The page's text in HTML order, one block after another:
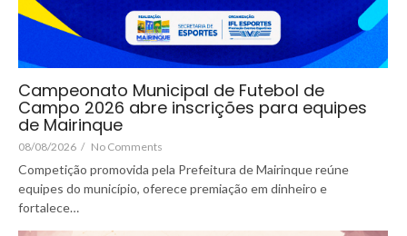
Campeonato Municipal de Futebol de
Campo 2026 abre inscrições para equipes
de Mairinque
08/08/2026 / No Comments
Competição promovida pela Prefeitura de Mairinque reúne
equipes do município, oferece premiação em dinheiro e
fortalece…